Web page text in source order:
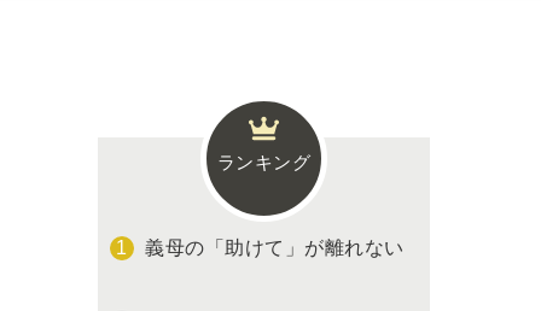
ランキング
義母の「助けて」が離れない